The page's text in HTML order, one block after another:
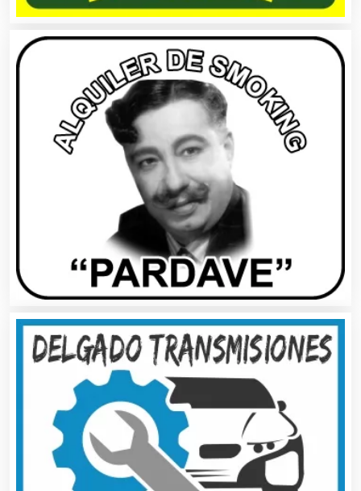
Artículos de Piel
Artículos Deportivos
Artículos Importados
Artículos para el Hogar
Artículos para Regalos
Artículos Personales
Artículos Publicitarios
Aseguradoras